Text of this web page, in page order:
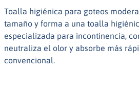
Toalla higiénica para goteos
tamaño y forma a una toalla
especializada para incontinencia,
neutraliza el olor y absorbe más
convencional.